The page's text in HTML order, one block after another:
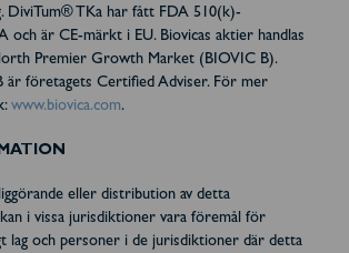
DiviTum® TKa har fått FDA 510(k)-
och är CE-märkt i EU. Biovicas aktier handlas
Premier Growth Market (BIOVIC B).
är företagets Certified Adviser. För mer
www.biovica.com.
eller distribution av detta
i vissa jurisdiktioner vara föremål för
lag och personer i de jurisdiktioner där detta